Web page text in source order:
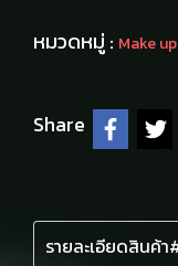
หมวดหมู่ : Make up
Share